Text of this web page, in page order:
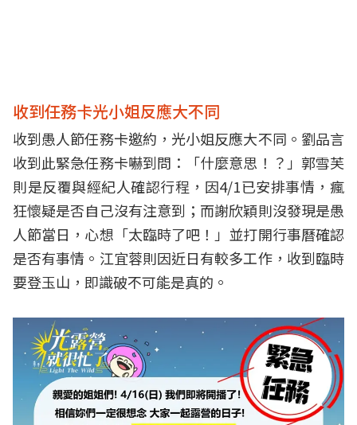
收到任務卡光小姐反應大不同
收到愚人節任務卡邀約，光小姐反應大不同。劉品言
收到此緊急任務卡嚇到問：「什麼意思！？」郭雪芙
則是反覆與經紀人確認行程，因4/1已安排事情，瘋
狂懷疑是否自己沒有注意到；而謝欣穎則沒發現是愚
人節當日，心想「太臨時了吧！」並打開行事曆確認
是否有事情。江宜蓉則因近日有較多工作，收到臨時
要登玉山，即識破不可能是真的。